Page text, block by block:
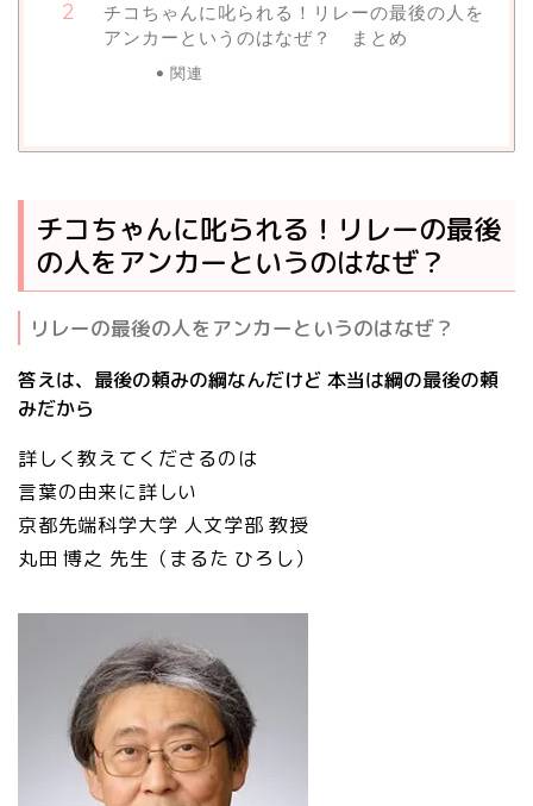
チコちゃんに叱られる！リレーの最後の人を
アンカーというのはなぜ？ まとめ
関連
チコちゃんに叱られる！リレーの最後
の人をアンカーというのはなぜ？
リレーの最後の人をアンカーというのはなぜ？
答えは、最後の頼みの綱なんだけど 本当は綱の最後の頼
みだから
詳しく教えてくださるのは
言葉の由来に詳しい
京都先端科学大学 人文学部 教授
丸田 博之 先生（まるた ひろし）